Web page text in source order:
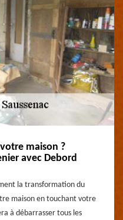
maison ?
avec Debord
la transformation du
maison en touchant votre
à débarrasser tous les